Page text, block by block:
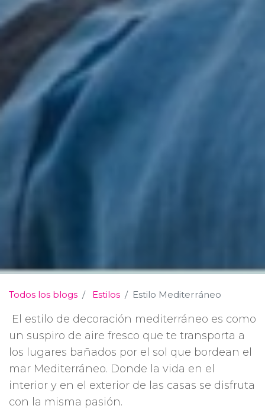
Todos los blogs Estilos Estilo Mediterráneo
El estilo de decoración mediterráneo es como
un suspiro de aire fresco que te transporta a
los lugares bañados por el sol que bordean el
mar Mediterráneo. Donde la vida en el
interior y en el exterior de las casas se disfruta
con la misma pasión.